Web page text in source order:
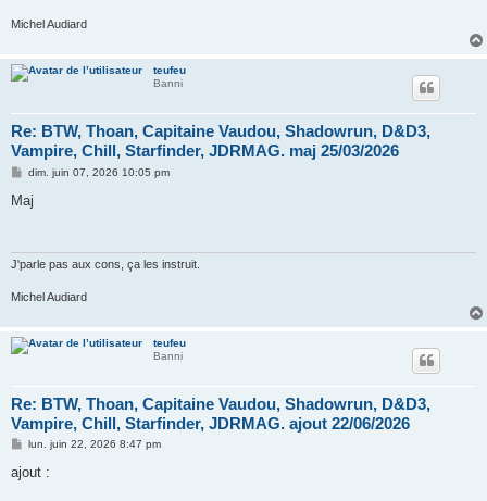
Michel Audiard
teufeu
Banni
Re: BTW, Thoan, Capitaine Vaudou, Shadowrun, D&D3,
Vampire, Chill, Starfinder, JDRMAG. maj 25/03/2026
M
s
dim. juin 07, 2026 10:05 pm
Maj
J'parle pas aux cons, ça les instruit.
Michel Audiard
teufeu
Banni
Re: BTW, Thoan, Capitaine Vaudou, Shadowrun, D&D3,
Vampire, Chill, Starfinder, JDRMAG. ajout 22/06/2026
M
s
lun. juin 22, 2026 8:47 pm
ajout :